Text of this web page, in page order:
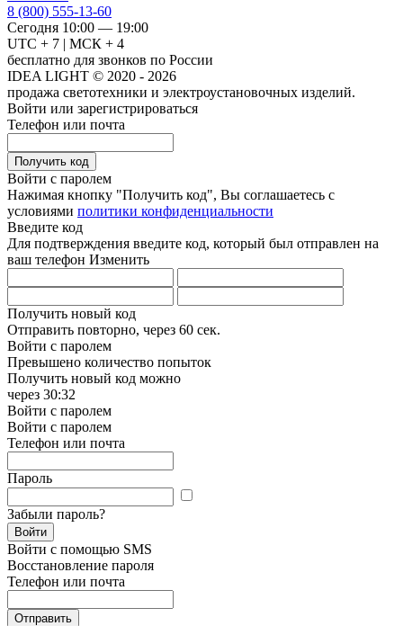
8 (800) 555-13-60
Сегодня 10:00 — 19:00
UTC + 7 | МСК + 4
бесплатно для звонков по России
IDEA LIGHT © 2020 - 2026
продажа светотехники и электроустановочных изделий.
Войти или зарегистрироваться
Телефон или почта
Получить код
Войти с паролем
Нажимая кнопку "Получить код", Вы соглашаетесь с
условиями политики конфиденциальности
Введите код
Для подтверждения введите код, который был отправлен на
ваш телефон Изменить
Получить новый код
Отправить повторно, через 60 сек.
Войти с паролем
Превышено количество попыток
Получить новый код можно
через 30:32
Войти с паролем
Войти с паролем
Телефон или почта
Пароль
Забыли пароль?
Войти
Войти с помощью SMS
Восстановление пароля
Телефон или почта
Отправить